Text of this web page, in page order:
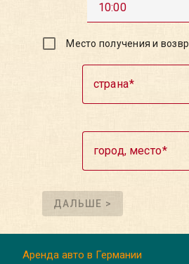
10:00
Место получения и
страна
город, место
ДАЛЬШЕ >
Аренда авто в Германии